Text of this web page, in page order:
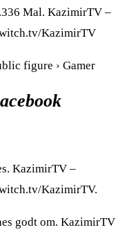
Mal. KazimirTV –
KazimirTV
figure › Gamer
KazimirTV –
KazimirTV.
godt om. KazimirTV